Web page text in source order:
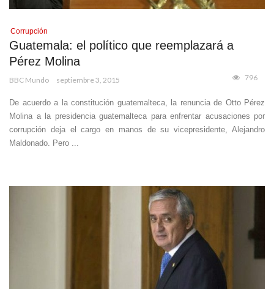
Corrupción
Guatemala: el político que reemplazará a
Pérez Molina
BBC Mundo septiembre 3, 2015 796
De acuerdo a la constitución guatemalteca, la renuncia de Otto Pérez
Molina a la presidencia guatemalteca para enfrentar acusaciones por
corrupción deja el cargo en manos de su vicepresidente, Alejandro
Maldonado. Pero ...